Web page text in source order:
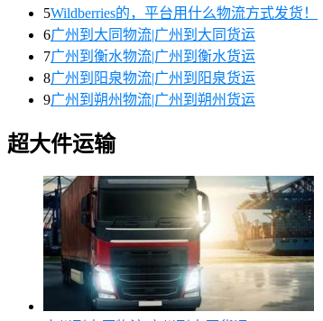
5Wildberries的，平台用什么物流方式发货！
6广州到大同物流|广州到大同货运
7广州到衡水物流|广州到衡水货运
8广州到阳泉物流|广州到阳泉货运
9广州到朔州物流|广州到朔州货运
超大件运输